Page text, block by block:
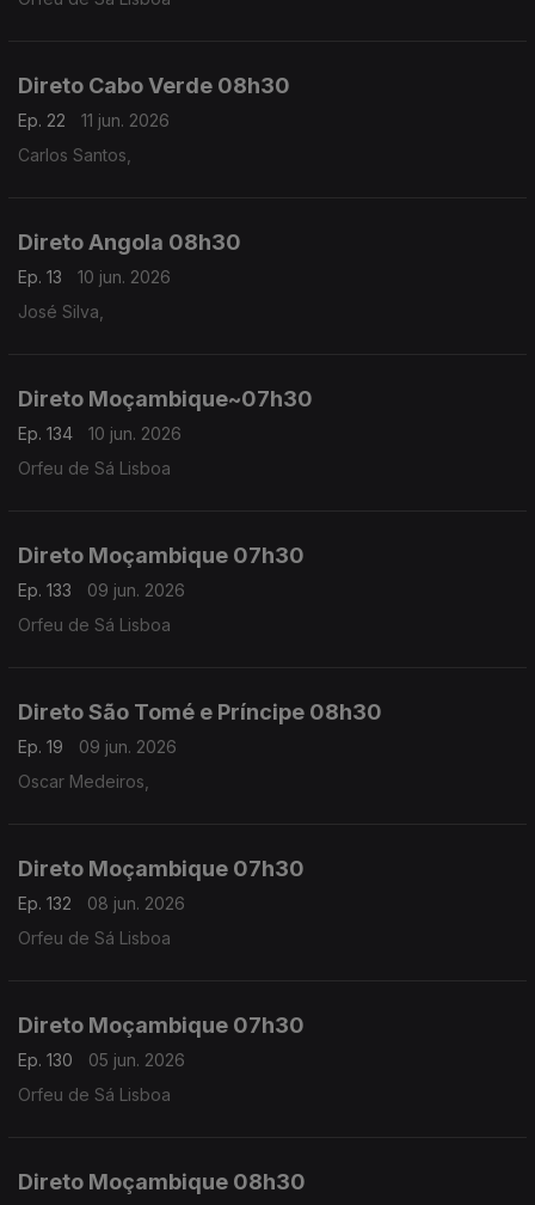
Direto Cabo Verde 08h30
Ep. 22
11 jun. 2026
Carlos Santos,
Direto Angola 08h30
Ep. 13
10 jun. 2026
José Silva,
Direto Moçambique~07h30
Ep. 134
10 jun. 2026
Orfeu de Sá Lisboa
Direto Moçambique 07h30
Ep. 133
09 jun. 2026
Orfeu de Sá Lisboa
Direto São Tomé e Príncipe 08h30
Ep. 19
09 jun. 2026
Oscar Medeiros,
Direto Moçambique 07h30
Ep. 132
08 jun. 2026
Orfeu de Sá Lisboa
Direto Moçambique 07h30
Ep. 130
05 jun. 2026
Orfeu de Sá Lisboa
Direto Moçambique 08h30